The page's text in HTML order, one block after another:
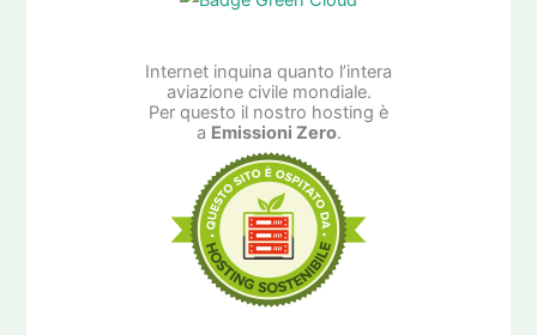
Internet inquina quanto l’intera
aviazione civile mondiale.
Per questo il nostro hosting è
a Emissioni Zero.